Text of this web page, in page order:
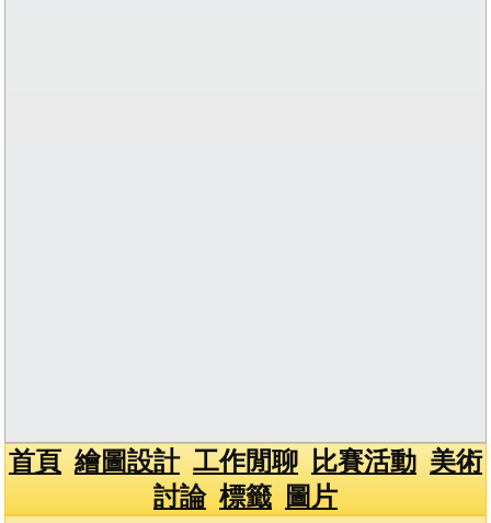
首頁 繪圖設計 工作閒聊 比賽活動 美術
討論 標籤 圖片